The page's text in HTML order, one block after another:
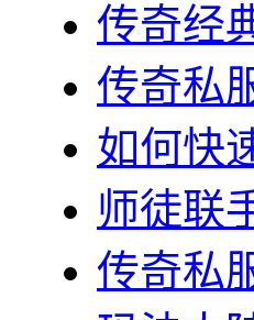
传奇经
传奇私
如何快
师徒联
传奇私